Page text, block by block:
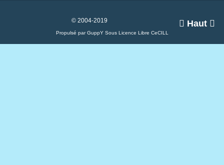
 Haut 
© 2004-2019
Propulsé par GuppY Sous Licence Libre CeCILL